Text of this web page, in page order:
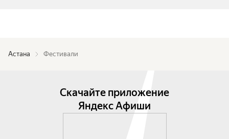
Астана Фестивали
Скачайте приложение
Яндекс Афиши